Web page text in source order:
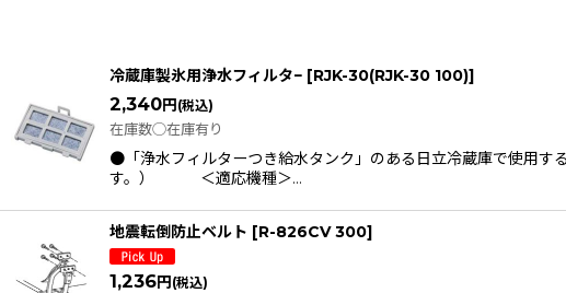
並び順:
冷蔵庫製氷用浄水フィルタ− [RJK-30(RJK-30 100)]
2,340円 (税込)
在庫数◯在庫有り
●「浄水フィルターつき給水タンク」のある日立冷蔵庫で使用
す。） ＜適応機種＞…
地震転倒防止ベルト [R-826CV 300]
1,236円 (税込)